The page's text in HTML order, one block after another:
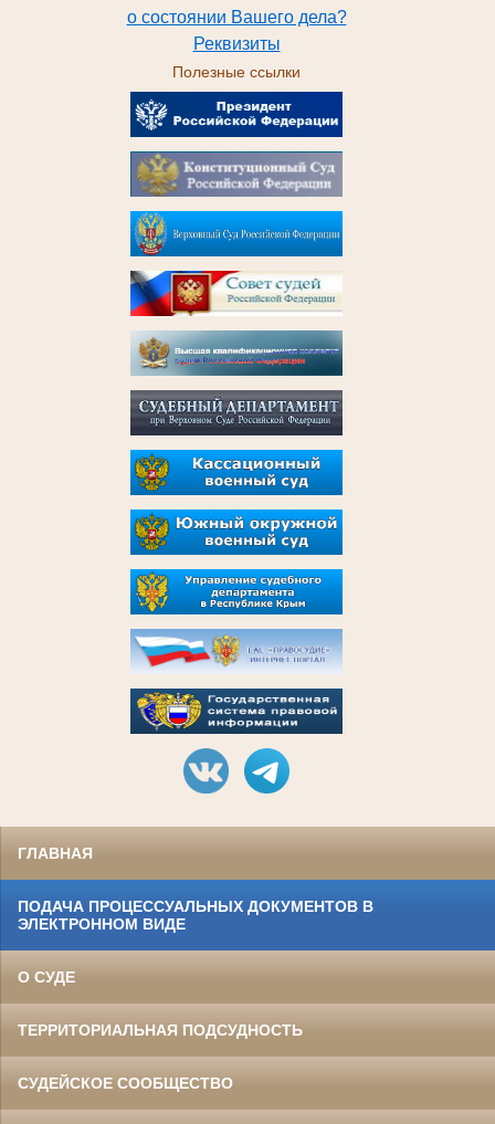
о состоянии Вашего дела?
Реквизиты
Полезные ссылки
ГЛАВНАЯ
ПОДАЧА ПРОЦЕССУАЛЬНЫХ ДОКУМЕНТОВ В
ЭЛЕКТРОННОМ ВИДЕ
О СУДЕ
ТЕРРИТОРИАЛЬНАЯ ПОДСУДНОСТЬ
СУДЕЙСКОЕ СООБЩЕСТВО